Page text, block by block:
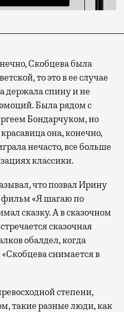
Скобцева была
то это в ее случае
держала спину и не
Была рядом c
Бондарчуком, но
она, конечно,
нечасто, все больше
классики.
что позвал Ирину
фильм «Я шагаю по
сказку. А в сказочном
сказочная
обалдел, когда
снимается в
степени,
такие разные люди, как